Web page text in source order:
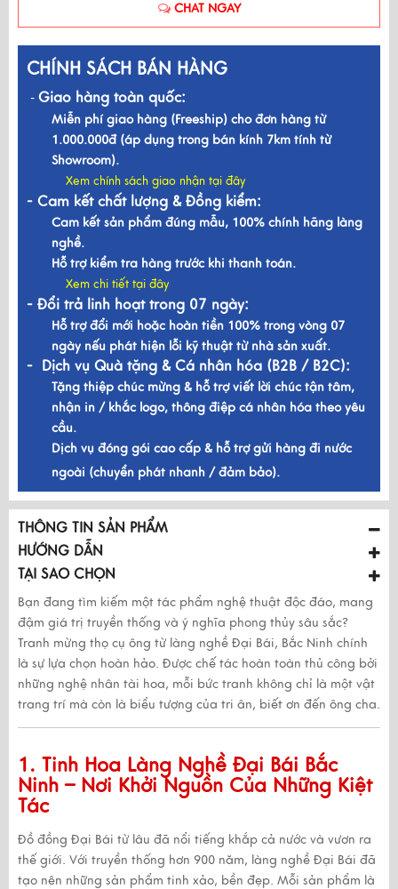
CHAT NGAY
CHÍNH SÁCH BÁN HÀNG
- Giao hàng toàn quốc:
Miễn phí giao hàng (Freeship) cho đơn hàng từ
1.000.000đ (áp dụng trong bán kính 7km tính từ
Showroom).
Xem chính sách giao nhận tại đây
- Cam kết chất lượng & Đồng kiểm:
Cam kết sản phẩm đúng mẫu, 100% chính hãng làng
nghề.
Hỗ trợ kiểm tra hàng trước khi thanh toán.
Xem chi tiết tại đây
- Đổi trả linh hoạt trong 07 ngày:
Hỗ trợ đổi mới hoặc hoàn tiền 100% trong vòng 07
ngày nếu phát hiện lỗi kỹ thuật từ nhà sản xuất.
- Dịch vụ Quà tặng & Cá nhân hóa (B2B / B2C):
Tặng thiệp chúc mừng & hỗ trợ viết lời chúc tận tâm,
nhận in / khắc logo, thông điệp cá nhân hóa theo yêu
cầu.
Dịch vụ đóng gói cao cấp & hỗ trợ gửi hàng đi nước
ngoài (chuyển phát nhanh / đảm bảo).
THÔNG TIN SẢN PHẨM
HƯỚNG DẪN
TẠI SAO CHỌN
Bạn đang tìm kiếm một tác phẩm nghệ thuật độc đáo, mang
đậm giá trị truyền thống và ý nghĩa phong thủy sâu sắc?
Tranh mừng thọ cụ ông từ làng nghề Đại Bái, Bắc Ninh chính
là sự lựa chọn hoàn hảo. Được chế tác hoàn toàn thủ công bởi
những nghệ nhân tài hoa, mỗi bức tranh không chỉ là một vật
trang trí mà còn là biểu tượng của tri ân, biết ơn đến ông cha.
1. Tinh Hoa Làng Nghề Đại Bái Bắc
Ninh – Nơi Khởi Nguồn Của Những Kiệt
Tác
Đồ đồng Đại Bái từ lâu đã nổi tiếng khắp cả nước và vươn ra
thế giới. Với truyền thống hơn 900 năm, làng nghề Đại Bái đã
tạo nên những sản phẩm tinh xảo, bền đẹp. Mỗi sản phẩm là